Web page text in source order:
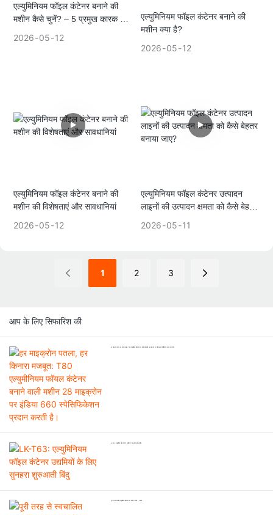
एल्युमिनियम फॉइल कंटेनर बनाने की
मशीन कैसे चुनें? – 5 प्रमुख कारक और
2026 05 12
एल्युमिनियम फॉइल कंटेनर बनाने की
मशीन क्या है?
2026 05 12
एल्युमिनियम फॉइल कंटेनर बनाने की
मशीन की विशेषताएं और सावधानियां
2026 05 12
एल्युमिनियम फॉइल कंटेनर उत्पादन
लाइनों की उत्पादन क्षमता को कैसे बेहतर
बनाया जाए?
2026 05 11
1 2 3
आप के लिए सिफारिश की
हर माइक्रोन पतला, हर किनारा मजबूत: T80 एल्युमीनियम फॉयल कंटेनर बनाने वाली मशीन 28 माइक्रोन पर इंडिया 660 स्पेसिफिकेशन प्रदान करती है।
LK-T63: एल्युमिनियम फॉइल कंटेनर उद्यमियों के लिए सुनहरा शुरुआती बिंदु
पूरी तरह से स्वचालित एल्युमिनियम फॉइल कंटेनर बनाने की मशीन – LIKEE